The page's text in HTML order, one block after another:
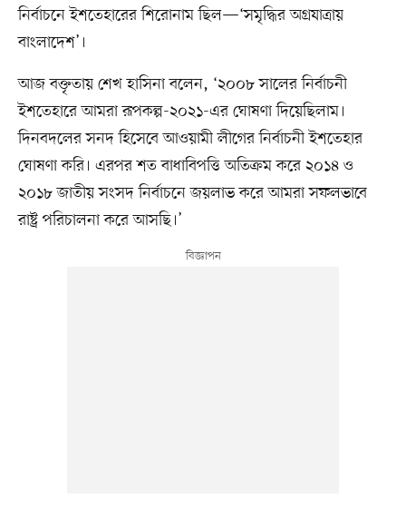
নির্বাচনে ইশতেহারের শিরোনাম ছিল—‘সমৃদ্ধির অগ্রযাত্রায়
বাংলাদেশ’।
আজ বক্তৃতায় শেখ হাসিনা বলেন, ‘২০০৮ সালের নির্বাচনী
ইশতেহারে আমরা রূপকল্প-২০২১-এর ঘোষণা দিয়েছিলাম।
দিনবদলের সনদ হিসেবে আওয়ামী লীগের নির্বাচনী ইশতেহার
ঘোষণা করি। এরপর শত বাধাবিপত্তি অতিক্রম করে ২০১৪ ও
২০১৮ জাতীয় সংসদ নির্বাচনে জয়লাভ করে আমরা সফলভাবে
রাষ্ট্র পরিচালনা করে আসছি।’